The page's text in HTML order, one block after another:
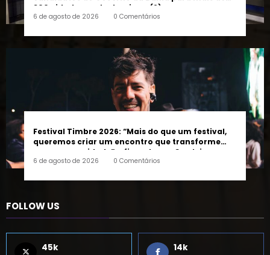
Festival Timbre 2026: “Mais do que um festival,
pessoas e a cidade”, afirma Lucas Cordeiro
6 de agosto de 2026 0 Comentários
FOLLOW US